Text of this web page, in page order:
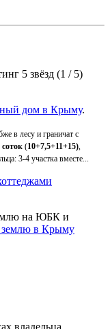
5 звёзд (1 / 5)
дом в Крыму.
в лесу и граничат с
соток (10+7,5+11+15),
3-4 участка вместе...
на ЮБК и
землю в Крыму